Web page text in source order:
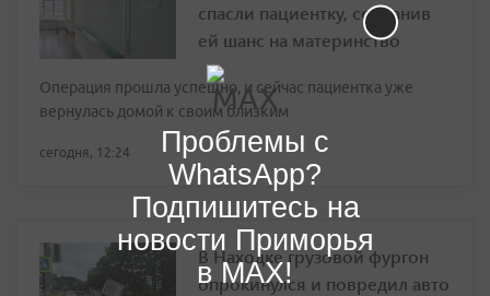
спасли пациентку, сохранив
ей шанс на материнство
Операция прошла успешно, и сейчас пациентка уже
вернулась домой к своим близким
сегодня, 12:24
В Находке грузовой фургон
опрокинулся и повредил авто
Проблемы с
WhatsApp?
Подпишитесь на
новости Приморья
в MAX!